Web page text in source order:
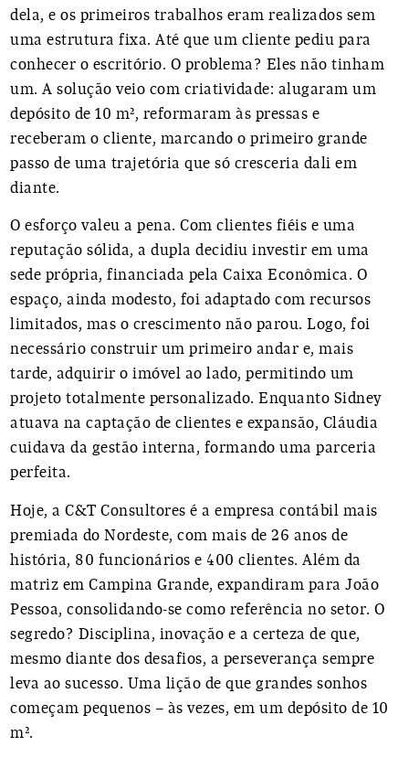
dela, e os primeiros trabalhos eram realizados sem
uma estrutura fixa. Até que um cliente pediu para
conhecer o escritório. O problema? Eles não tinham
um. A solução veio com criatividade: alugaram um
depósito de 10 m², reformaram às pressas e
receberam o cliente, marcando o primeiro grande
passo de uma trajetória que só cresceria dali em
diante.
O esforço valeu a pena. Com clientes fiéis e uma
reputação sólida, a dupla decidiu investir em uma
sede própria, financiada pela Caixa Econômica. O
espaço, ainda modesto, foi adaptado com recursos
limitados, mas o crescimento não parou. Logo, foi
necessário construir um primeiro andar e, mais
tarde, adquirir o imóvel ao lado, permitindo um
projeto totalmente personalizado. Enquanto Sidney
atuava na captação de clientes e expansão, Cláudia
cuidava da gestão interna, formando uma parceria
perfeita.
Hoje, a C&T Consultores é a empresa contábil mais
premiada do Nordeste, com mais de 26 anos de
história, 80 funcionários e 400 clientes. Além da
matriz em Campina Grande, expandiram para João
Pessoa, consolidando-se como referência no setor. O
segredo? Disciplina, inovação e a certeza de que,
mesmo diante dos desafios, a perseverança sempre
leva ao sucesso. Uma lição de que grandes sonhos
começam pequenos – às vezes, em um depósito de 10
m².